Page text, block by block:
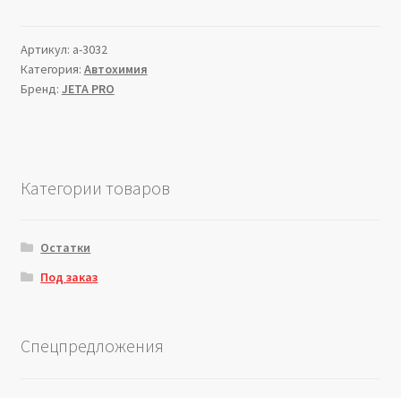
Артикул: a-3032
Категория: Автохимия
Бренд: JETA PRO
Категории товаров
Остатки
Под заказ
Спецпредложения